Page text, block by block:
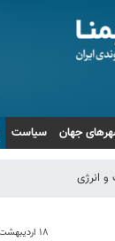
جهان سیاست
انرژی
۱۸ اردیبهشت ۱۴۰۲ - ۲۳:۴۷